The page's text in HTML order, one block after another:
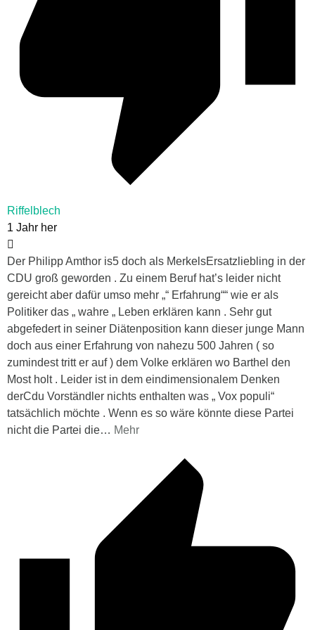
Riffelblech
1 Jahr her
Der Philipp Amthor is5 doch als MerkelsErsatzliebling in der
CDU groß geworden . Zu einem Beruf hat’s leider nicht
gereicht aber dafür umso mehr „“ Erfahrung““ wie er als
Politiker das „ wahre „ Leben erklären kann . Sehr gut
abgefedert in seiner Diätenposition kann dieser junge Mann
doch aus einer Erfahrung von nahezu 500 Jahren ( so
zumindest tritt er auf ) dem Volke erklären wo Barthel den
Most holt . Leider ist in dem eindimensionalem Denken
derCdu Vorständler nichts enthalten was „ Vox populi“
tatsächlich möchte . Wenn es so wäre könnte diese Partei
nicht die Partei die… Mehr